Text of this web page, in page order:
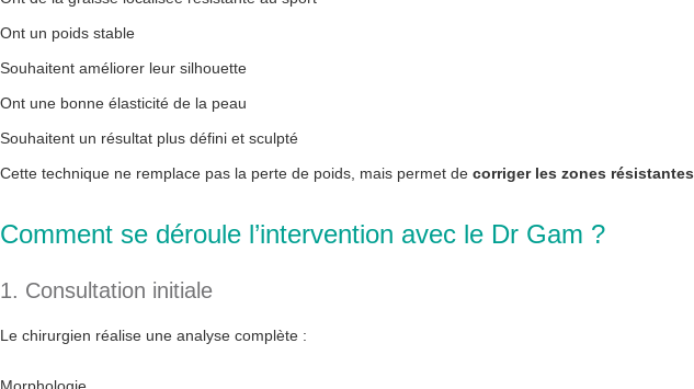
Ont un poids stable
Souhaitent améliorer leur silhouette
Ont une bonne élasticité de la peau
Souhaitent un résultat plus défini et sculpté
Cette technique ne remplace pas la perte de poids, mais permet de corriger les zones résistantes
Comment se déroule l’intervention avec le Dr Gam ?
1. Consultation initiale
Le chirurgien réalise une analyse complète :